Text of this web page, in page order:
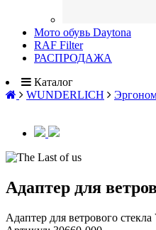
Мото обувь Daytona
RAF Filter
РАСПРОДАЖА
Каталог
WUNDERLICH
Адаптер для
Адаптер для ветрового